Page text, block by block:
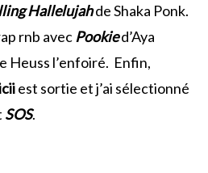
Hallelujahde Shaka Ponk.
rnb avec Pookied’Aya
Heuss l’enfoiré. Enfin,
est sortie et j’ai sélectionné
SOS.